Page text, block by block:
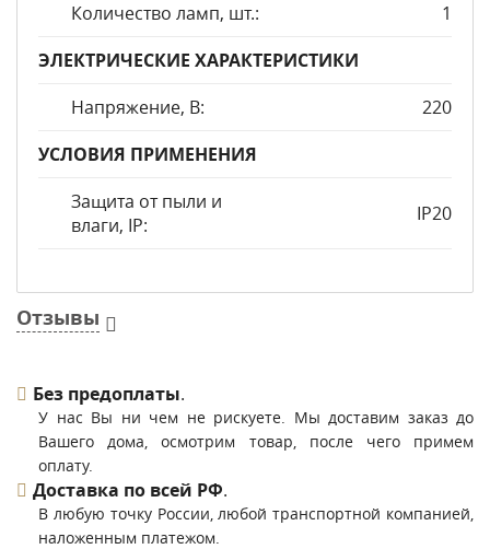
Количество ламп, шт.:
1
ЭЛЕКТРИЧЕСКИЕ ХАРАКТЕРИСТИКИ
Напряжение, В:
220
УСЛОВИЯ ПРИМЕНЕНИЯ
Защита от пыли и
влаги, IP:
IP20
Отзывы
Без предоплаты.
У нас Вы ни чем не рискуете. Мы доставим заказ до
Вашего дома, осмотрим товар, после чего примем
оплату.
Доставка по всей РФ.
В любую точку России, любой транспортной компанией,
наложенным платежом.